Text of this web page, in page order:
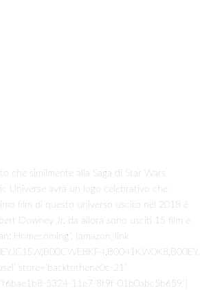
che similmente alla Saga di Star Wars
Universe avrà un logo celebrativo che
film di questo universo uscito nel 2018 è
Downey Jr. da allora sono usciti 15 film e
Homecoming”. [amazon_link
store=’backtothene0c-21′
5324-11e7-8f9f-01b0abc5b659′]